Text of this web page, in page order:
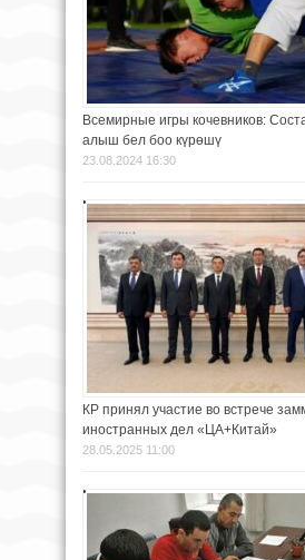
Всемирные игры кочевников:
алыш бел боо күрөшү
23.08.2024 16:30
КР принял участие во встрече
иностранных дел «ЦА+Китай»
28.05.2025 11:00